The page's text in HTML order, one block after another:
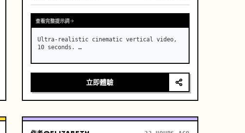
查看完整提示詞
Ultra-realistic cinematic vertical video,
10 seconds. …
立即體驗